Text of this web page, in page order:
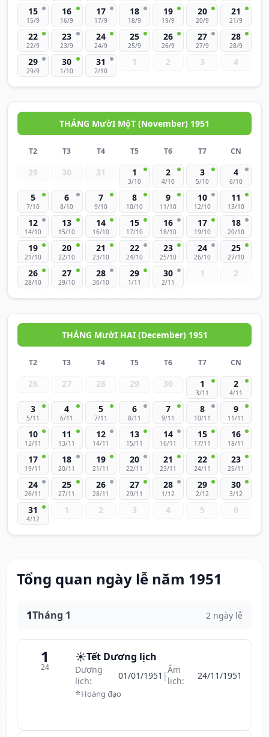
15
15/9
16
16/9
17
17/9
18
18/9
19
19/9
20
20/9
21
21/9
22
22/9
23
23/9
24
24/9
25
25/9
26
26/9
27
27/9
28
28/9
29
29/9
30
1/10
31
2/10
1 2 3 4
THÁNG MườI MộT (November) 1951
T2 T3 T4 T5 T6 T7 CN
29 30 31 1
3/10
2
4/10
3
5/10
4
6/10
5
7/10
6
8/10
7
9/10
8
10/10
9
11/10
10
12/10
11
13/10
12
14/10
13
15/10
14
16/10
15
17/10
16
18/10
17
19/10
18
20/10
19
21/10
20
22/10
21
23/10
22
24/10
23
25/10
24
26/10
25
27/10
26
28/10
27
29/10
28
30/10
29
1/11
30
2/11
1 2
THÁNG MườI HAI (December) 1951
T2 T3 T4 T5 T6 T7 CN
26 27 28 29 30 1
3/11
2
4/11
3
5/11
4
6/11
5
7/11
6
8/11
7
9/11
8
10/11
9
11/11
10
12/11
11
13/11
12
14/11
13
15/11
14
16/11
15
17/11
16
18/11
17
19/11
18
20/11
19
21/11
20
22/11
21
23/11
22
24/11
23
25/11
24
26/11
25
27/11
26
28/11
27
29/11
28
1/12
29
2/12
30
3/12
31
4/12
1 2 3 4 5 6
Tổng quan ngày lễ năm 1951
1Tháng 1 2 ngày lễ
1
24
☀️Tết Dương lịch
Dương
lịch:
01/01/1951 |Âm
lịch:
24/11/1951
⭐Hoàng đạo